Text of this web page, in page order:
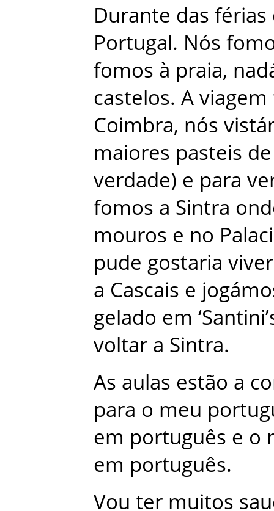
Durante das férias
Portugal. Nós
fomos à praia,
castelos. A viagem
Coimbra, nós
maiores pasteis de
verdade) e para
fomos a Sintra
mouros e no
pude gostaria viver
a Cascais e
gelado em ‘
voltar a Sintra.
As aulas estão a
para o meu
em português e o
em português.
Vou ter muitos